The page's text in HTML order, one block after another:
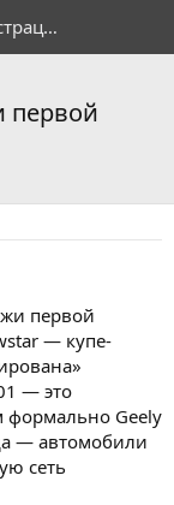
Регистрация
первой
первой
— купе-
— это
формально Geely
— автомобили
сеть